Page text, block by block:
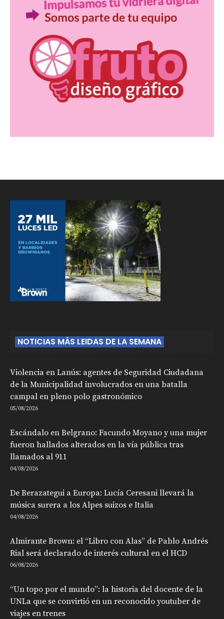
NOTICIAS MÁS LEIDAS DE LA SEMANA
Violencia en Lanús: agentes de Seguridad Ciudadana
de la Municipalidad involucrados en una batalla
campal en pleno polo gastronómico
05/08/2026
Escándalo en Belgrano: Facundo Moyano y una mujer
fueron hallados alterados en la vía pública tras
llamados al 911
04/08/2026
De Berazategui a Europa: Lucía Ceresani llevará la
música surera a los Alpes suizos e Italia
04/08/2026
Almirante Brown: el “Libro con Alas” de Pablo Andrés
Rial será declarado de interés cultural en el HCD
06/08/2026
“Un topo por el mundo”: la historia del docente de la
UNLa que se convirtió en un reconocido youtuber de
viajes en trenes